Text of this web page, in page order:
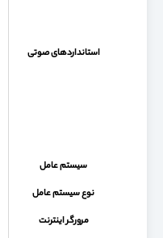
استانداردهای صوتی
سیستم عامل
نوع سیستم عامل
مرورگر اینترنت